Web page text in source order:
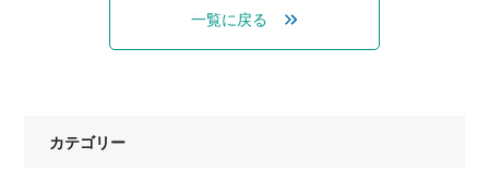
一覧に戻る
カテゴリー